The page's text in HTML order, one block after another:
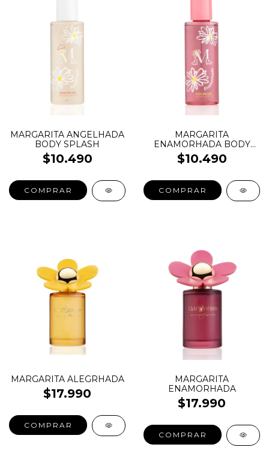
MARGARITA ANGELHADA
BODY SPLASH
$10.490
COMPRAR
MARGARITA
ENAMORHADA BODY
SPLASH
$10.490
COMPRAR
MARGARITA ALEGRHADA
$17.990
COMPRAR
MARGARITA
ENAMORHADA
$17.990
COMPRAR